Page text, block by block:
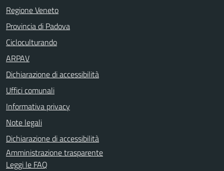
Regione Veneto
Provincia di Padova
Cicloculturando
ARPAV
Dichiarazione di accessibilità
Uffici comunali
Informativa privacy
Note legali
Dichiarazione di accessibilità
Amministrazione trasparente
Leggi le FAQ